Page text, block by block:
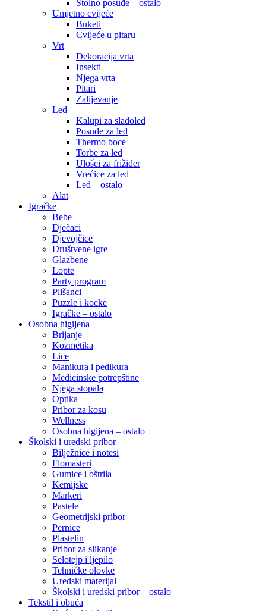
Stolno posuđe – ostalo
Umjetno cvijeće
Buketi
Cvijeće u pitaru
Vrt
Dekoracija vrta
Insekti
Njega vrta
Pitari
Zalijevanje
Led
Kalupi za sladoled
Posude za led
Thermo boce
Torbe za led
Ulošci za frižider
Vrećice za led
Led – ostalo
Alat
Igračke
Bebe
Dječaci
Djevojčice
Društvene igre
Glazbene
Lopte
Party program
Plišanci
Puzzle i kocke
Igračke – ostalo
Osobna higijena
Brijanje
Kozmetika
Lice
Manikura i pedikura
Medicinske potrepštine
Njega stopala
Optika
Pribor za kosu
Wellness
Osobna higijena – ostalo
Školski i uredski pribor
Bilježnice i notesi
Flomasteri
Gumice i oštrila
Kemijske
Markeri
Pastele
Geometrijski pribor
Pernice
Plastelin
Pribor za slikanje
Selotejp i ljepilo
Tehničke olovke
Uredski materijal
Školski i uredski pribor – ostalo
Tekstil i obuća